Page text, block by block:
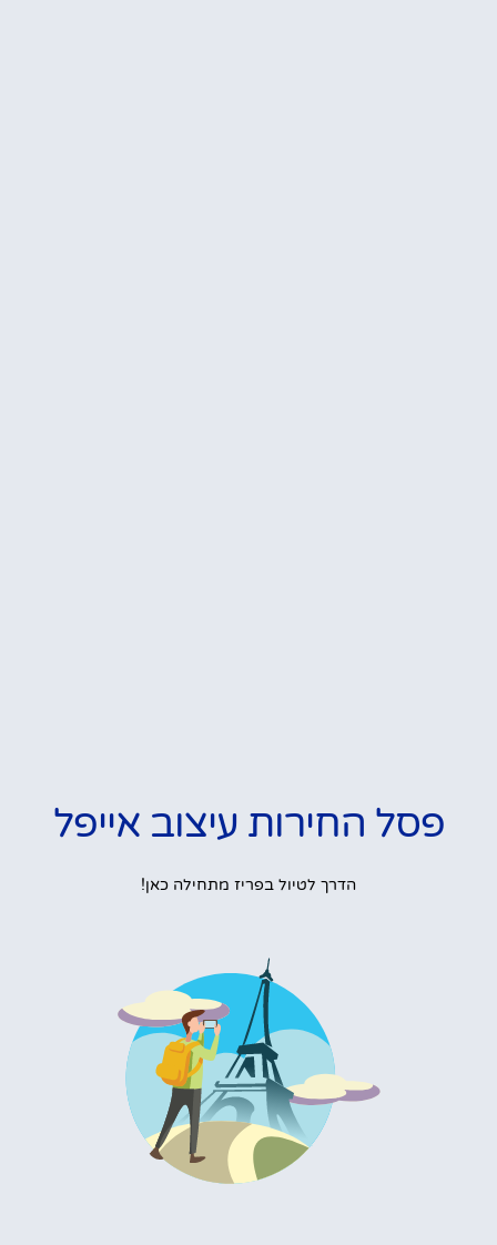
פסל החירות עיצוב אייפל
הדרך לטיול בפריז מתחילה כאן!